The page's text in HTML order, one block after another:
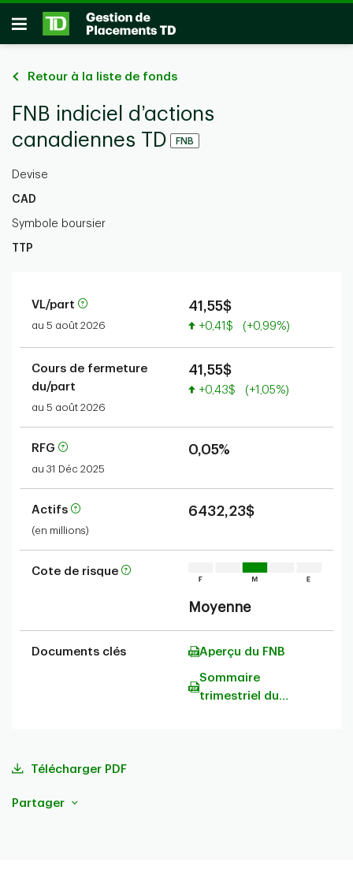
Passer au contenu principal
Ouvrir
Retour à la liste de fonds
FNB indiciel d’actions
canadiennes TD
FNB
Devise
CAD
Symbole boursier
TTP
VL/part
au 5 août 2026
41,55$
Valeur accrue
+0,41$ (+0,99%)
Cours de fermeture
du/part
au 5 août 2026
41,55$
Valeur accrue
+0,43$ (+1,05%)
RFG
au 31 Déc 2025
0,05%
Actifs
(en millions)
6432,23$
Cote de risque
Moyenne
Documents clés Aperçu du FNB
Sommaire
trimestriel du
Télécharger PDF
Partager